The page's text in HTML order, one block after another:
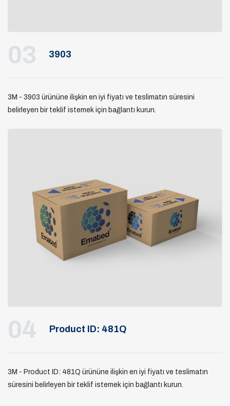
03 3903
3M - 3903 ürününe ilişkin en iyi fiyatı ve teslimatın süresini
belirleyen bir teklif istemek için bağlantı kurun.
04 Product ID: 481Q
3M - Product ID: 481Q ürününe ilişkin en iyi fiyatı ve teslimatın
süresini belirleyen bir teklif istemek için bağlantı kurun.